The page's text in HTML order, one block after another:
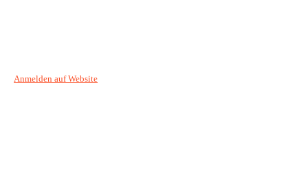
Anmelden auf Website